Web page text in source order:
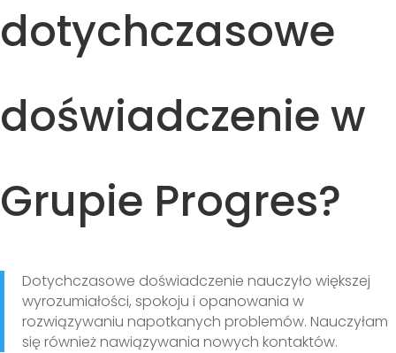
dotychczasowe
doświadczenie w
Grupie Progres?
Dotychczasowe doświadczenie nauczyło większej
wyrozumiałości, spokoju i opanowania w
rozwiązywaniu napotkanych problemów. Nauczyłam
się również nawiązywania nowych kontaktów.